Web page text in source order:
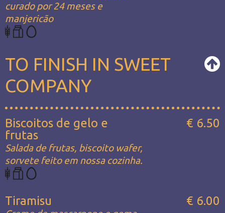
curado por 24 meses e
manjericão
TO FINISH IN SWEET
COMPANY
Biscoitos de gelo e
frutas
Salada de frutas, biscoito wafer,
sorvete feito em nossa cozinha.
€ 6.50
Tiramisu € 6.00